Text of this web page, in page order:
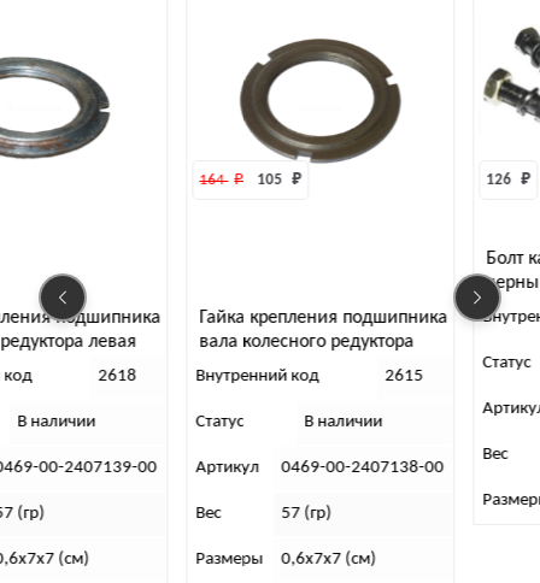
00
Гайка крепления подшипника
вала колесного редуктора
правая
Внутренний код 2615
Статус В наличии
Артикул 0469-00-2407138-00
57 (гр)
Размеры 0,6х7х7 (см)
Болт карданный
черный в сборе
Внутренний код
В наличии
№102
80 (гр)
4х11х13